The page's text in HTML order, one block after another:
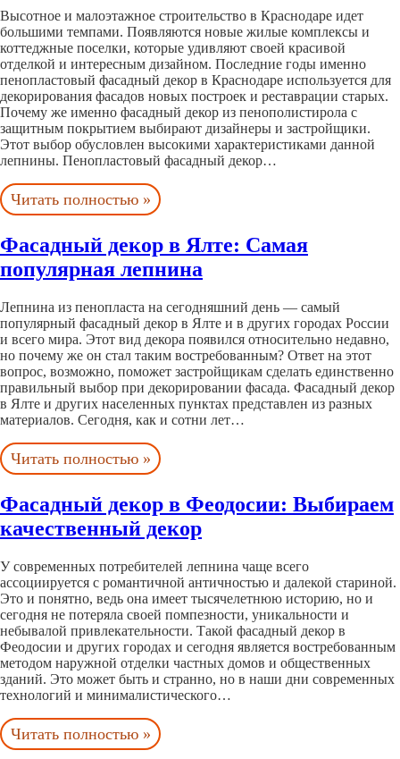
Высотное и малоэтажное строительство в Краснодаре идет
большими темпами. Появляются новые жилые комплексы и
коттеджные поселки, которые удивляют своей красивой
отделкой и интересным дизайном. Последние годы именно
пенопластовый фасадный декор в Краснодаре используется для
декорирования фасадов новых построек и реставрации старых.
Почему же именно фасадный декор из пенополистирола с
защитным покрытием выбирают дизайнеры и застройщики.
Этот выбор обусловлен высокими характеристиками данной
лепнины. Пенопластовый фасадный декор…
Читать полностью »
Фасадный декор в Ялте: Самая
популярная лепнина
Лепнина из пенопласта на сегодняшний день — самый
популярный фасадный декор в Ялте и в других городах России
и всего мира. Этот вид декора появился относительно недавно,
но почему же он стал таким востребованным? Ответ на этот
вопрос, возможно, поможет застройщикам сделать единственно
правильный выбор при декорировании фасада. Фасадный декор
в Ялте и других населенных пунктах представлен из разных
материалов. Сегодня, как и сотни лет…
Читать полностью »
Фасадный декор в Феодосии: Выбираем
качественный декор
У современных потребителей лепнина чаще всего
ассоциируется с романтичной античностью и далекой стариной.
Это и понятно, ведь она имеет тысячелетнюю историю, но и
сегодня не потеряла своей помпезности, уникальности и
небывалой привлекательности. Такой фасадный декор в
Феодосии и других городах и сегодня является востребованным
методом наружной отделки частных домов и общественных
зданий. Это может быть и странно, но в наши дни современных
технологий и минималистического…
Читать полностью »